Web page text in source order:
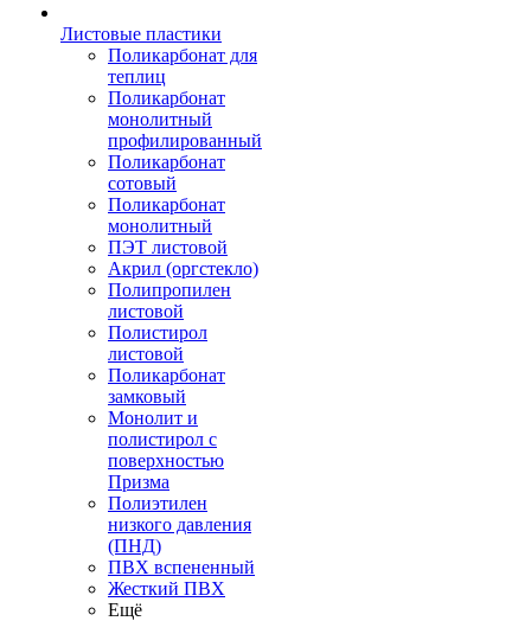
Листовые пластики
Поликарбонат для
теплиц
Поликарбонат
монолитный
профилированный
Поликарбонат
сотовый
Поликарбонат
монолитный
ПЭТ листовой
Акрил (оргстекло)
Полипропилен
листовой
Полистирол
листовой
Поликарбонат
замковый
Монолит и
полистирол с
поверхностью
Призма
Полиэтилен
низкого давления
(ПНД)
ПВХ вспененный
Жесткий ПВХ
Ещё